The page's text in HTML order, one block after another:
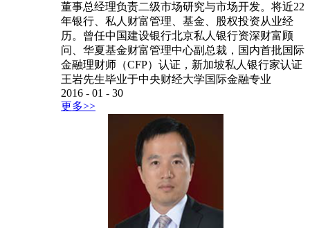
董事总经理负责二级市场研究与市场开发。将近22
年银行、私人财富管理、基金、股权投资从业经
历。曾任中国建设银行北京私人银行资深财富顾
问、华夏基金财富管理中心副总裁，国内首批国际
金融理财师（CFP）认证，新加坡私人银行家认证
王岩先生毕业于中央财经大学国际金融专业
2016 - 01 - 30
更多>>